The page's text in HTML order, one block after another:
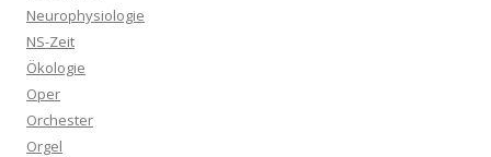
Neurophysiologie
NS-Zeit
Ökologie
Oper
Orchester
Orgel